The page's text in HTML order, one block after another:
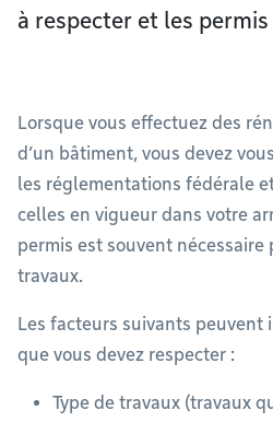
à respecter et les
Lorsque vous effectuez des
d’un bâtiment, vous devez
les réglementations fédérale
celles en vigueur dans votre
permis est souvent nécessaire
travaux.
Les facteurs suivants peuvent
que vous devez respecter :
Type de travaux (travaux